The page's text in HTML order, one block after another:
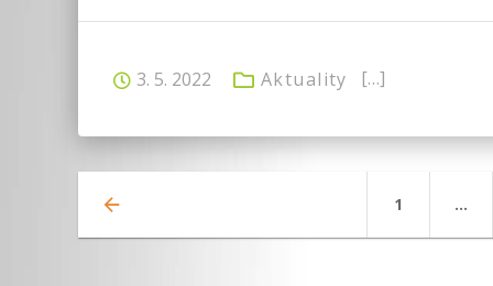
3. 5. 2022 Aktuality […]
Page
1 …